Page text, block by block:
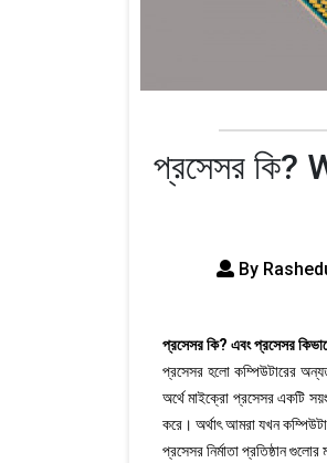
প্রসেসর কি?
By
প্রসেসর কি? এবং প্রসেসর
প্রসেসর হলো কম্পিউটারের
অর্থে মাইক্রো প্রসেসর একটি
করে। অর্থাৎ আমরা যখন
প্রসেসর নির্মাতা প্রতিষ্ঠান